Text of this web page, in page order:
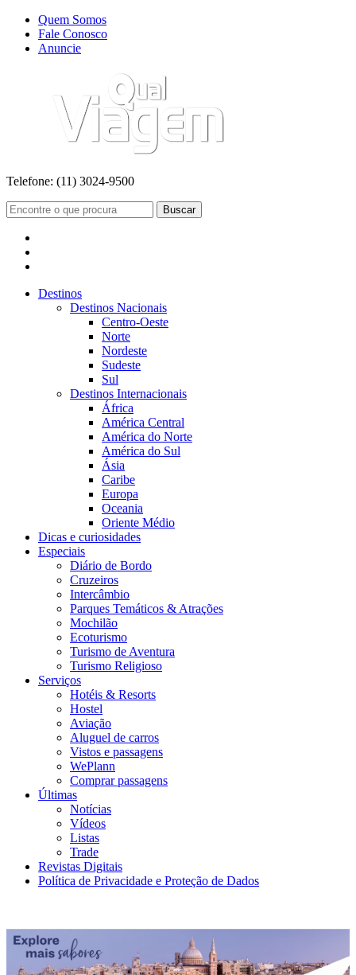
Quem Somos
Fale Conosco
Anuncie
Telefone: (11) 3024-9500
Buscar
Destinos
Destinos Nacionais
Centro-Oeste
Norte
Nordeste
Sudeste
Sul
Destinos Internacionais
África
América Central
América do Norte
América do Sul
Ásia
Caribe
Europa
Oceania
Oriente Médio
Dicas e curiosidades
Especiais
Diário de Bordo
Cruzeiros
Intercâmbio
Parques Temáticos & Atrações
Mochilão
Ecoturismo
Turismo de Aventura
Turismo Religioso
Serviços
Hotéis & Resorts
Hostel
Aviação
Aluguel de carros
Vistos e passagens
WePlann
Comprar passagens
Últimas
Notícias
Vídeos
Listas
Trade
Revistas Digitais
Política de Privacidade e Proteção de Dados